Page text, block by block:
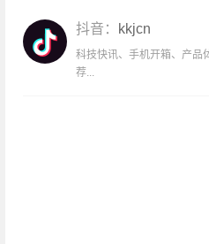
抖音： kkjcn
科技快讯、手机开箱、产品
荐...